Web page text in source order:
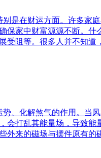
是在财运方面。许多家
家中财富源源不断。
受阻等。很多人并不知道，
、化解煞气的作用。当
打乱其能量场，导致能
外来的磁场与摆件原有的